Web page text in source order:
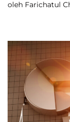
oleh Farichatul